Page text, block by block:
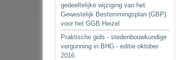
gedeeltelijke wijziging van het
Gewestelijk Bestemmingsplan (GBP)
voor het GGB Heizel
Praktische gids - stedenbouwkundige
vergunning in BHG - editie oktober
2016